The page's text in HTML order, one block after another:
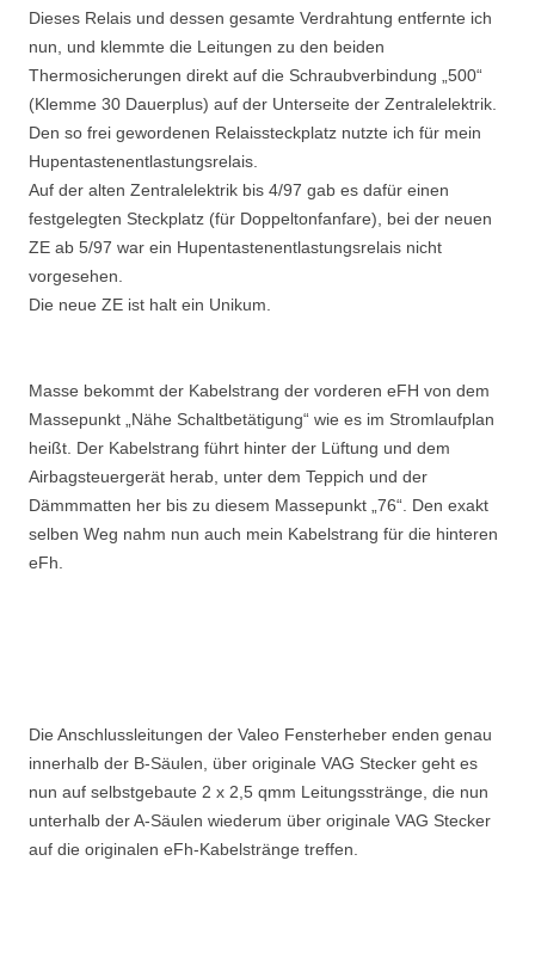
Dieses Relais und dessen gesamte Verdrahtung entfernte ich
nun, und klemmte die Leitungen zu den beiden
Thermosicherungen direkt auf die Schraubverbindung „500“
(Klemme 30 Dauerplus) auf der Unterseite der Zentralelektrik.
Den so frei gewordenen Relaissteckplatz nutzte ich für mein
Hupentastenentlastungsrelais.
Auf der alten Zentralelektrik bis 4/97 gab es dafür einen
festgelegten Steckplatz (für Doppeltonfanfare), bei der neuen
ZE ab 5/97 war ein Hupentastenentlastungsrelais nicht
vorgesehen.
Die neue ZE ist halt ein Unikum.
Masse bekommt der Kabelstrang der vorderen eFH von dem
Massepunkt „Nähe Schaltbetätigung“ wie es im Stromlaufplan
heißt. Der Kabelstrang führt hinter der Lüftung und dem
Airbagsteuergerät herab, unter dem Teppich und der
Dämmmatten her bis zu diesem Massepunkt „76“. Den exakt
selben Weg nahm nun auch mein Kabelstrang für die hinteren
eFh.
Die Anschlussleitungen der Valeo Fensterheber enden genau
innerhalb der B-Säulen, über originale VAG Stecker geht es
nun auf selbstgebaute 2 x 2,5 qmm Leitungsstränge, die nun
unterhalb der A-Säulen wiederum über originale VAG Stecker
auf die originalen eFh-Kabelstränge treffen.